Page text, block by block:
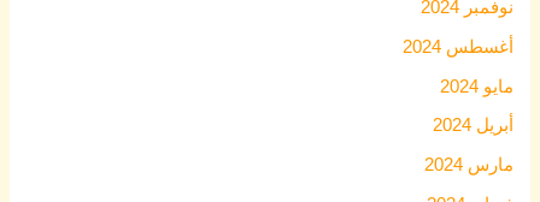
نوفمبر 2024
أغسطس 2024
مايو 2024
أبريل 2024
مارس 2024